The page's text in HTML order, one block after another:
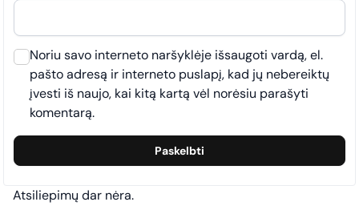
Atsiliepimų dar nėra.
Noriu savo interneto naršyklėje išsaugoti vardą, el.
pašto adresą ir interneto puslapį, kad jų nebereiktų
įvesti iš naujo, kai kitą kartą vėl norėsiu parašyti
komentarą.